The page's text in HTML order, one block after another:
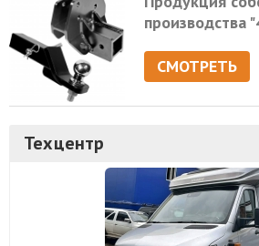
производства
СМОТРЕТЬ
Техцентр